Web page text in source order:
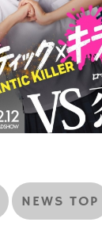
NEWS TOP